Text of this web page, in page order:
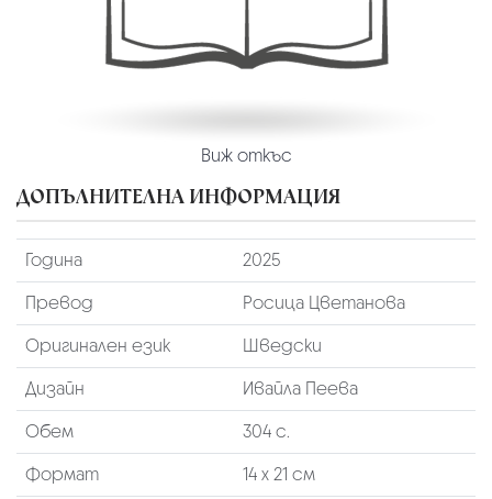
Виж откъс
ДОПЪЛНИТЕЛНА ИНФОРМАЦИЯ
Година
2025
Превод
Росица Цветанова
Оригинален език
Шведски
Дизайн
Ивайла Пеева
Обем
304 с.
Формат
14 х 21 см